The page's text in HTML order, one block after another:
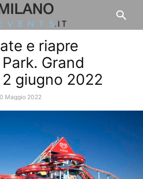
e riapre
Grand
giugno 2022
Maggio 2022